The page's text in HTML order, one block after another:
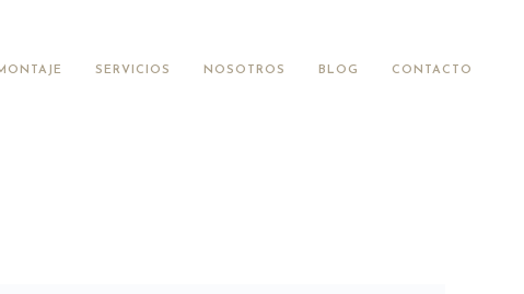
SERVICIOS NOSOTROS BLOG CONTACTO